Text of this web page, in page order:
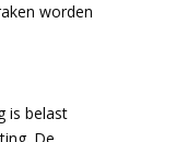
worden
is belast